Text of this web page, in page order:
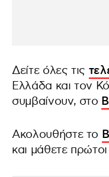
Δείτε όλες τις
Ελλάδα και τον
συμβαίνουν, στο
Ακολουθήστε το
και μάθετε